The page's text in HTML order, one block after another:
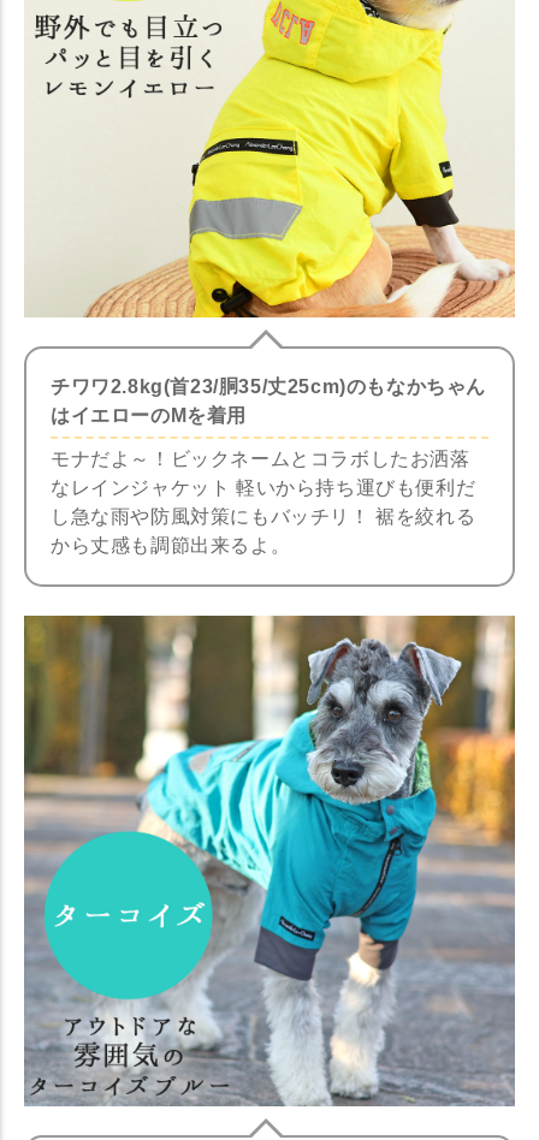
チワワ2.8kg(首23/胴35/丈25cm)のもなかちゃん
はイエローのMを着用
モナだよ～！ビックネームとコラボしたお洒落
なレインジャケット 軽いから持ち運びも便利だ
し急な雨や防風対策にもバッチリ！ 裾を絞れる
から丈感も調節出来るよ。